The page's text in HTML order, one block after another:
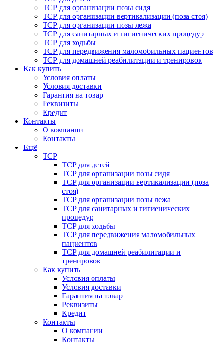
ТСР для организации позы сидя
ТСР для организации вертикализации (поза стоя)
ТСР для организации позы лежа
ТСР для санитарных и гигиенических процедур
ТСР для ходьбы
ТСР для передвижения маломобильных пациентов
ТСР для домашней реабилитации и тренировок
Как купить
Условия оплаты
Условия доставки
Гарантия на товар
Реквизиты
Кредит
Контакты
О компании
Контакты
Ещё
ТСР
ТСР для детей
ТСР для организации позы сидя
ТСР для организации вертикализации (поза
стоя)
ТСР для организации позы лежа
ТСР для санитарных и гигиенических
процедур
ТСР для ходьбы
ТСР для передвижения маломобильных
пациентов
ТСР для домашней реабилитации и
тренировок
Как купить
Условия оплаты
Условия доставки
Гарантия на товар
Реквизиты
Кредит
Контакты
О компании
Контакты